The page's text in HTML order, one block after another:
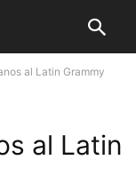
al Latin Grammy
al Latin